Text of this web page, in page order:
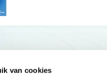
van cookies